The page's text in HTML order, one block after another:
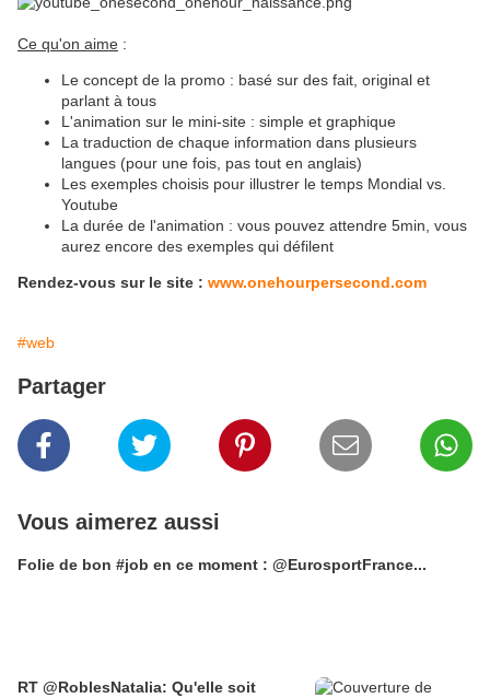
Ce qu'on aime :
Le concept de la promo : basé sur des fait, original et
parlant à tous
L'animation sur le mini-site : simple et graphique
La traduction de chaque information dans plusieurs
langues (pour une fois, pas tout en anglais)
Les exemples choisis pour illustrer le temps Mondial vs.
Youtube
La durée de l'animation : vous pouvez attendre 5min, vous
aurez encore des exemples qui défilent
Rendez-vous sur le site : www.onehourpersecond.com
#web
Partager
Vous aimerez aussi
Folie de bon #job en ce moment : @EurosportFrance...
RT @RoblesNatalia: Qu'elle soit